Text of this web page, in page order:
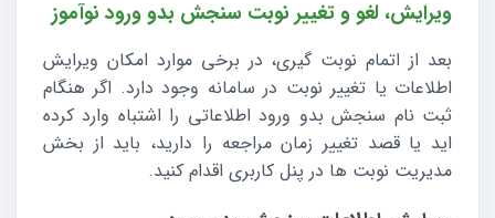
ویرایش، لغو و تغییر نوبت سنجش بدو ورود نوآموز
بعد از اتمام نوبت گیری، در برخی موارد امکان ویرایش
اطلاعات یا تغییر نوبت در سامانه وجود دارد. اگر هنگام
ثبت نام سنجش بدو ورود اطلاعاتی را اشتباه وارد کرده
اید یا قصد تغییر زمان مراجعه را دارید، باید از بخش
مدیریت نوبت ها در پنل کاربری اقدام کنید.